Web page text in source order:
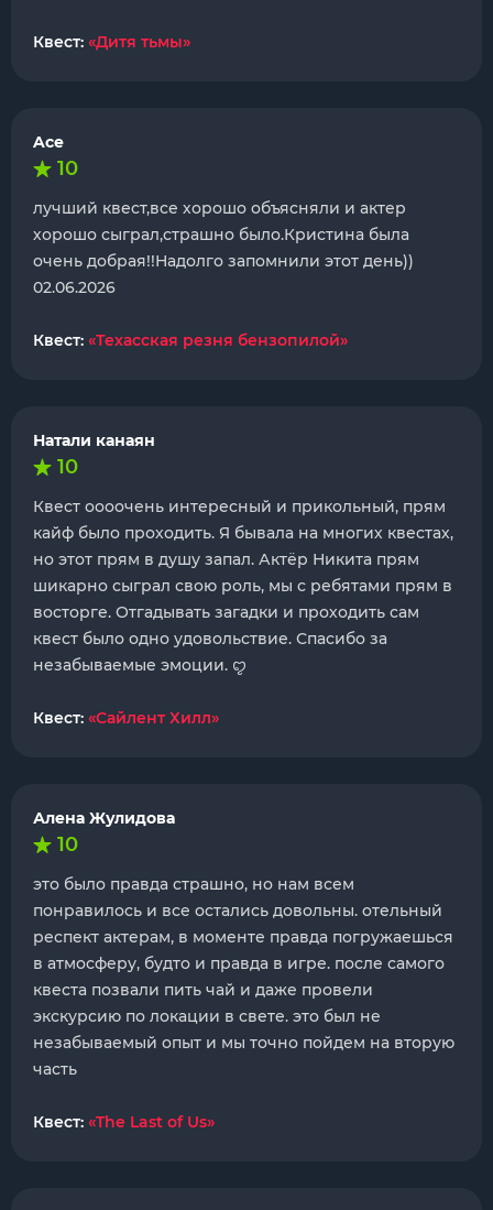
Квест: «Дитя тьмы»
Ace
10
лучший квест,все хорошо объясняли и актер
хорошо сыграл,страшно было.Кристина была
очень добрая!!Надолго запомнили этот день))
02.06.2026
Квест: «Техасская резня бензопилой»
Натали канаян
10
Квест оооочень интересный и прикольный, прям
кайф было проходить. Я бывала на многих квестах,
но этот прям в душу запал. Актёр Никита прям
шикарно сыграл свою роль, мы с ребятами прям в
восторге. Отгадывать загадки и проходить сам
квест было одно удовольствие. Спасибо за
незабываемые эмоции. ꨄ
Квест: «Сайлент Хилл»
Алена Жулидова
10
это было правда страшно, но нам всем
понравилось и все остались довольны. отельный
респект актерам, в моменте правда погружаешься
в атмосферу, будто и правда в игре. после самого
квеста позвали пить чай и даже провели
экскурсию по локации в свете. это был не
незабываемый опыт и мы точно пойдем на вторую
часть
Квест: «The Last of Us»